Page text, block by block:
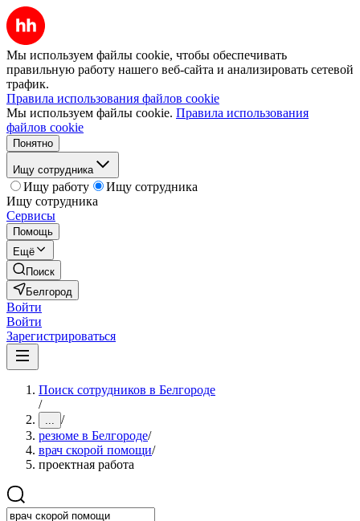
Мы используем файлы cookie, чтобы обеспечивать
правильную работу нашего веб-сайта и анализировать сетевой
трафик.
Правила использования файлов cookie
Мы используем файлы cookie. Правила использования
файлов cookie
Понятно
Ищу сотрудника
Ищу работу
Ищу сотрудника
Ищу сотрудника
Сервисы
Помощь
Ещё
Поиск
Белгород
Войти
Войти
Зарегистрироваться
Поиск сотрудников в Белгороде
/
... /
резюме в Белгороде/
врач скорой помощи/
проектная работа